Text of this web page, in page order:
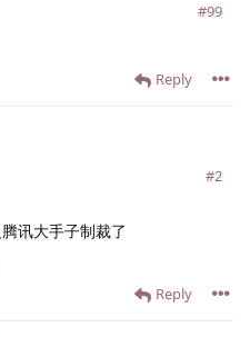
#99
Reply
#2
讯大手子制裁了
Reply